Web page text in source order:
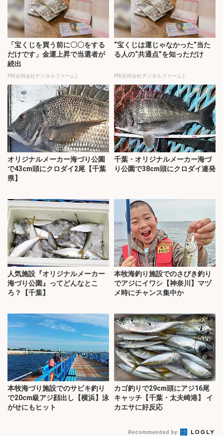
「宝くじを買う前に〇〇をする
だけです」金運上昇で当選者が
続出
PR(合同会社デジタルファーム)
“宝くじは運じゃなかった”当た
る人の“共通点”を知っただけ
PR(合同会社デジタルファーム )
オリジナルメーカー海づり公園
で43cm頭にクロダイ2尾【千葉
県】
千葉・オリジナルメーカー海づ
り公園で38cm頭にクロダイ連発
人気施設『オリジナルメーカー
海づり公園』ってどんなとこ
ろ？【千葉】
本牧海釣り施設でのさびき釣り
でアジにイワシ【神奈川】マヅ
メ時にチャンス集中か
本牧海づり施設でのサビキ釣り
で20cm級アジ顔出し【横浜】泳
がせにもヒット
カゴ釣りで29cm頭にアジ16尾
キャッチ【千葉・太夫崎港】 イ
カエサに好反応
Recommended by